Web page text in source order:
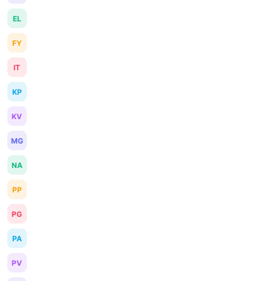
EL
FY
IT
KP
KV
MG
NA
PP
PG
PA
PV